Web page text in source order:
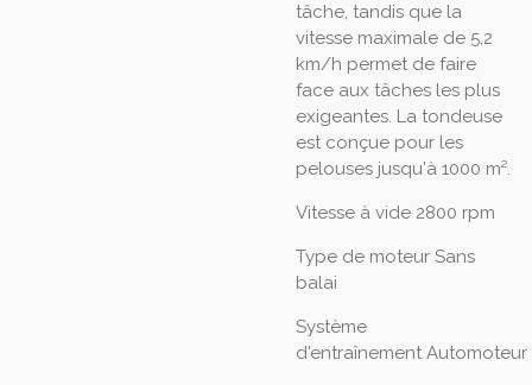
tâche, tandis que la
vitesse maximale de 5,2
km/h permet de faire
face aux tâches les plus
exigeantes. La tondeuse
est conçue pour les
pelouses jusqu'à 1000 m².
Vitesse à vide 2800 rpm
Type de moteur Sans
balai
Système
d'entraînement Automoteur